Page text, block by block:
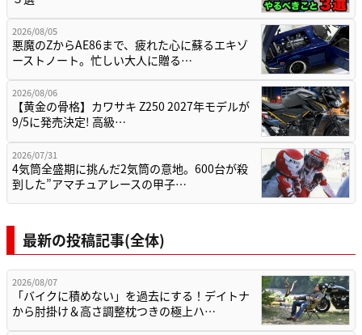
2026/08/05
悪魔のZからAE86まで、疲れた心に蘇るエキゾ
ーストノート。忙しい大人に贈る…
2026/08/06
【黄金の骨格】カワサキ Z250 2027年モデルが
9/5に発売決定! 高級…
2026/07/31
4気筒全盛期に挑んだ2気筒の意地。600台が殺
到した”アマチュアレースの甲子…
最新の投稿記事(全体)
2026/08/07
「バイクに積めない」を過去にする！デイトナ
から肘掛け＆高さ調整枕つきの極上ハ…